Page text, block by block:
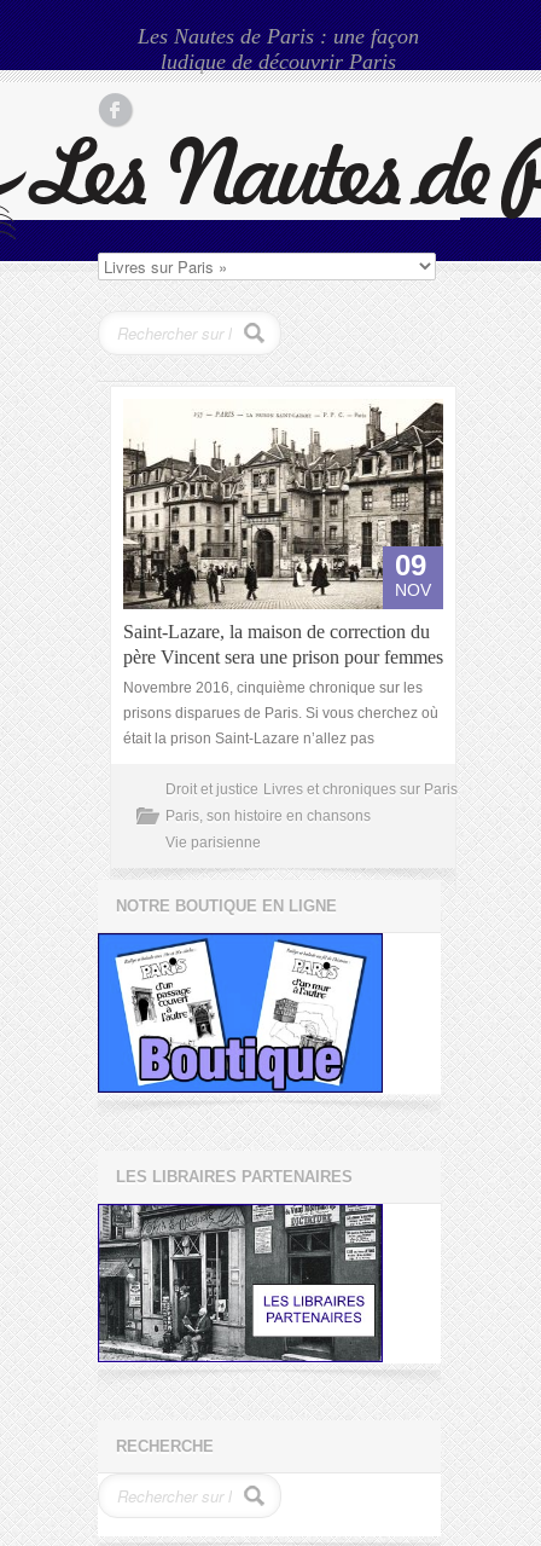
Les Nautes de Paris : une façon
ludique de découvrir Paris
09
NOV
Saint-Lazare, la maison de correction du
père Vincent sera une prison pour femmes
Novembre 2016, cinquième chronique sur les
prisons disparues de Paris. Si vous cherchez où
était la prison Saint-Lazare n’allez pas
Droit et justice Livres et chroniques sur Paris
Paris, son histoire en chansons
Vie parisienne
NOTRE BOUTIQUE EN LIGNE
LES LIBRAIRES PARTENAIRES
RECHERCHE